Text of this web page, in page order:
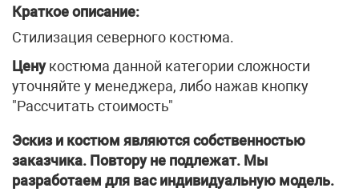
Краткое описание:
Стилизация северного костюма.
Ценукостюма данной категории сложности
уточняйте у менеджера, либо нажав кнопку
"Рассчитать стоимость"
Эскиз и костюм являются собственностью
заказчика. Повтору не подлежат. Мы
разработаем для вас индивидуальную модель.